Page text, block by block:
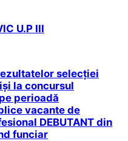
U.P III
selecției
la concursul
perioadă
vacante de
DEBUTANT din
funciar